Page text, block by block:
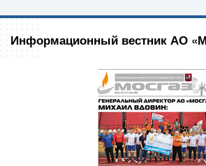
Информационный вестник АО